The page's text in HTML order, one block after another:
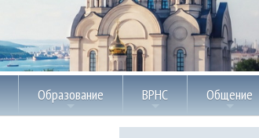
Образование ВРНС Общение